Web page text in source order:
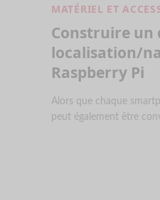
MATÉRIEL ET
Construire un
localisation/
Raspberry Pi
Alors que chaque
peut également être